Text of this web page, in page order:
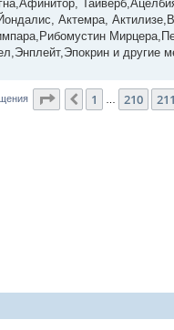
Актемра,
и другие
Страница 212из
Пред.
1 210